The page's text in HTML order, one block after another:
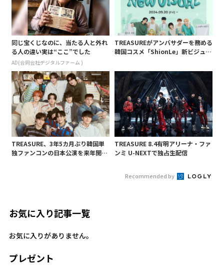
同じ宝くじなのに、当たる人と外れ
る人の違い実は“ここ”でした
AD(合同会社デジタルファーム )
TREASUREがアンバサダーを務める
韓国コスメ「ShionLe」新ビジュア
TREASURE、3年5カ月ぶり韓国単
独ファンコンの日本公演を来年開催!
TREASURE 8.4有明アリーナ・ファ
ンミ U-NEXTで独占生配信
Recommended by
お気に入り記事一覧
お気に入りがありません。
プレゼント